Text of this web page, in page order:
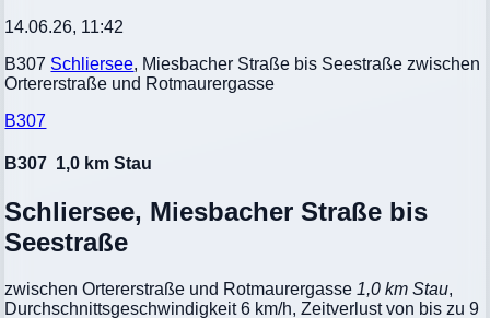
14.06.26, 11:42
B307 Schliersee, Miesbacher Straße bis Seestraße zwischen
Ortererstraße und Rotmaurergasse
B307
B307 1,0 km Stau
Schliersee, Miesbacher Straße bis
Seestraße
zwischen Ortererstraße und Rotmaurergasse 1,0 km Stau,
Durchschnittsgeschwindigkeit 6 km/h, Zeitverlust von bis zu 9